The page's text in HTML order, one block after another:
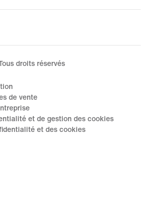
droits réservés
de vente
et de gestion des cookies
et des cookies